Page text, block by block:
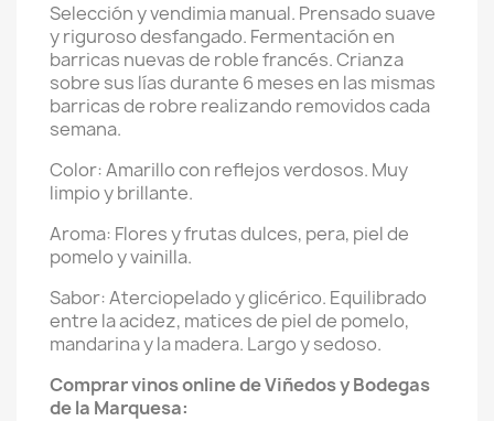
Selección y vendimia manual. Prensado suave
y riguroso desfangado. Fermentación en
barricas nuevas de roble francés. Crianza
sobre sus lías durante 6 meses en las mismas
barricas de robre realizando removidos cada
semana.
Color: Amarillo con reflejos verdosos. Muy
limpio y brillante.
Aroma: Flores y frutas dulces, pera, piel de
pomelo y vainilla.
Sabor: Aterciopelado y glicérico. Equilibrado
entre la acidez, matices de piel de pomelo,
mandarina y la madera. Largo y sedoso.
Comprar vinos online de Viñedos y Bodegas
de la Marquesa: